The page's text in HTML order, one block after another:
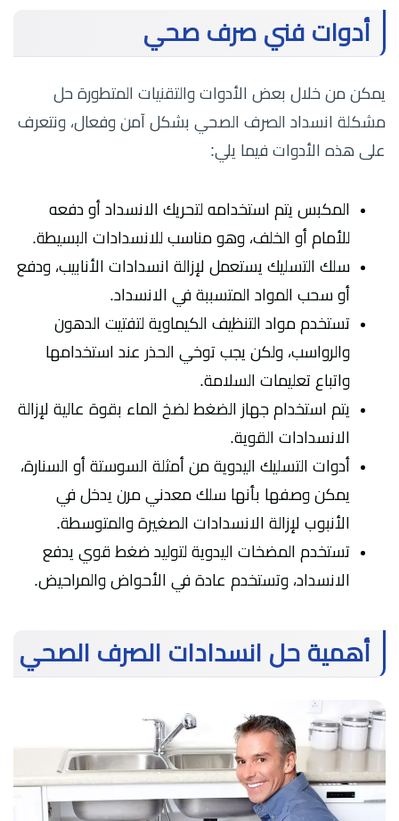
أدوات فني صرف صحي
يمكن من خلال بعض الأدوات والتقنيات المتطورة حل
مشكلة انسداد الصرف الصحي بشكل آمن وفعال، ونتعرف
على هذه الأدوات فيما يلي:
المكبس يتم استخدامه لتحريك الانسداد أو دفعه
للأمام أو الخلف، وهو مناسب للانسدادات البسيطة.
سلك التسليك يستعمل لإزالة انسدادات الأنابيب، ودفع
أو سحب المواد المتسببة في الانسداد.
تستخدم مواد التنظيف الكيماوية لتفتيت الدهون
والرواسب، ولكن يجب توخي الحذر عند استخدامها
واتباع تعليمات السلامة.
يتم استخدام جهاز الضغط لضخ الماء بقوة عالية لإزالة
الانسدادات القوية.
أدوات التسليك اليدوية من أمثلة السوستة أو السنارة،
يمكن وصفها بأنها سلك معدني مرن يدخل في
الأنبوب لإزالة الانسدادات الصغيرة والمتوسطة.
تستخدم المضخات اليدوية لتوليد ضغط قوي يدفع
الانسداد، وتستخدم عادة في الأحواض والمراحيض.
أهمية حل انسدادات الصرف الصحي